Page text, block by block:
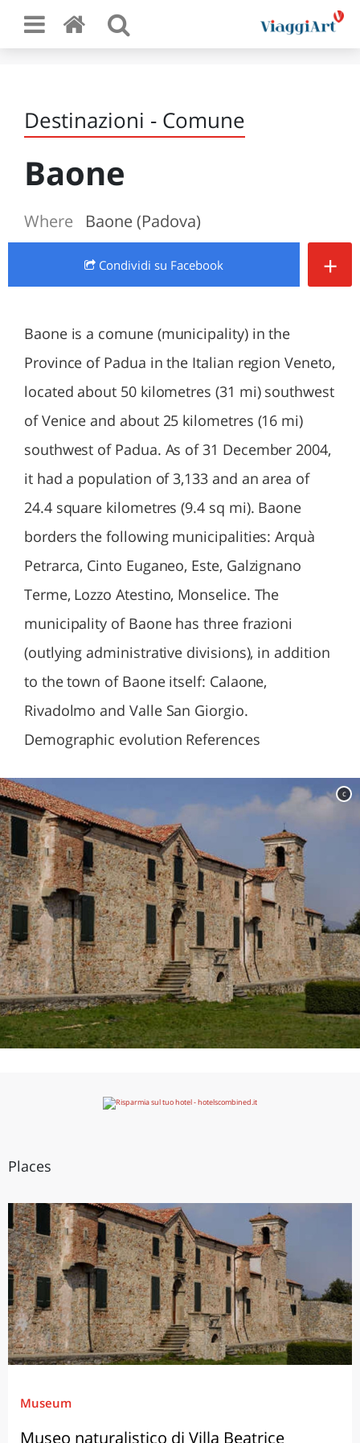
Destinazioni - Comune
Baone
Where Baone (Padova)
Condividi su Facebook +
Baone is a comune (municipality) in the
Province of Padua in the Italian region Veneto,
located about 50 kilometres (31 mi) southwest
of Venice and about 25 kilometres (16 mi)
southwest of Padua. As of 31 December 2004,
it had a population of 3,133 and an area of
24.4 square kilometres (9.4 sq mi). Baone
borders the following municipalities: Arquà
Petrarca, Cinto Euganeo, Este, Galzignano
Terme, Lozzo Atestino, Monselice. The
municipality of Baone has three frazioni
(outlying administrative divisions), in addition
to the town of Baone itself: Calaone,
Rivadolmo and Valle San Giorgio.
Demographic evolution References
c
Places
Museum
Museo naturalistico di Villa Beatrice